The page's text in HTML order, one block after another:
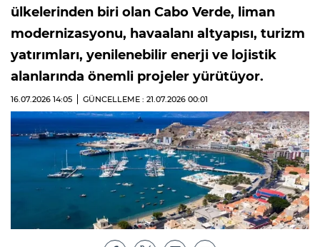
ülkelerinden biri olan Cabo Verde, liman
modernizasyonu, havaalanı altyapısı, turizm
yatırımları, yenilenebilir enerji ve lojistik
alanlarında önemli projeler yürütüyor.
16.07.2026 14:05 GÜNCELLEME : 21.07.2026 00:01